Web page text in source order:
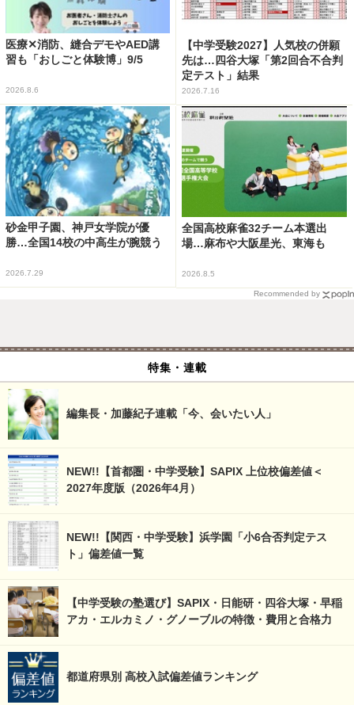
医療✕消防、縫合デモやAED講
習も「おしごと体験博」9/5
2026.8.6
【中学受験2027】人気校の併願
先は…四谷大塚「第2回合不合判
定テスト」結果
2026.7.16
砂金甲子園、神戸女学院が優
勝…全国14校の中高生が腕競う
2026.7.29
全国高校麻雀32チーム本選出
場…麻布や大阪星光、東海も
2026.8.5
Recommended by
特集・連載
編集長・加藤紀子連載「今、会いたい人」
NEW!!【首都圏・中学受験】SAPIX 上位校偏差値＜
2027年度版（2026年4月）
NEW!!【関西・中学受験】浜学園「小6合否判定テス
ト」偏差値一覧
【中学受験の塾選び】SAPIX・日能研・四谷大塚・早稲
アカ・エルカミノ・グノーブルの特徴・費用と合格力
都道府県別 高校入試偏差値ランキング